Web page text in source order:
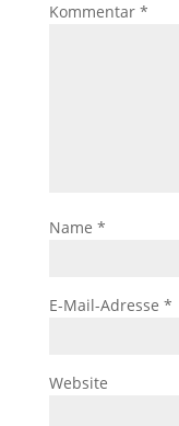
Kommentar *
Name *
E-Mail-Adresse *
Website